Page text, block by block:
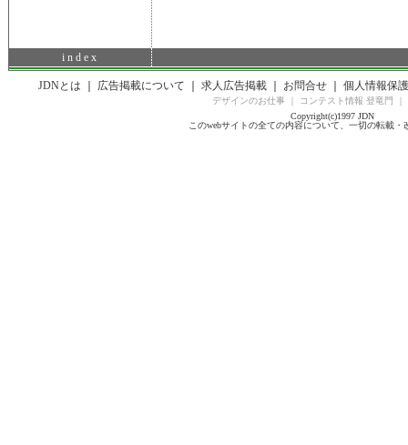
i n d e x
JDNとは 広告掲載について 求人広告掲載｜ お問合せ｜ 個人情報保
デザインのお仕事｜ コンテスト情報 登竜門
Copyright(c)1997 JDN
このwebサイトの全ての内容について、一切の転載・